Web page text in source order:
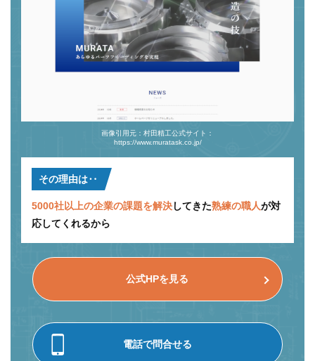
画像引用元：村田精工公式サイト：
https://www.muratask.co.jp/
その理由は‥
5000社以上の企業の課題を解決してきた熟練の職人が対
応してくれるから
公式HPを見る
電話で問合せる